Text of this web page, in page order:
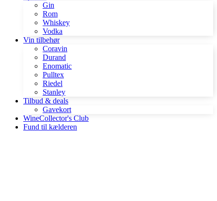
Gin
Rom
Whiskey
Vodka
Vin tilbehør
Coravin
Durand
Enomatic
Pulltex
Riedel
Stanley
Tilbud & deals
Gavekort
WineCollector's Club
Fund til kælderen